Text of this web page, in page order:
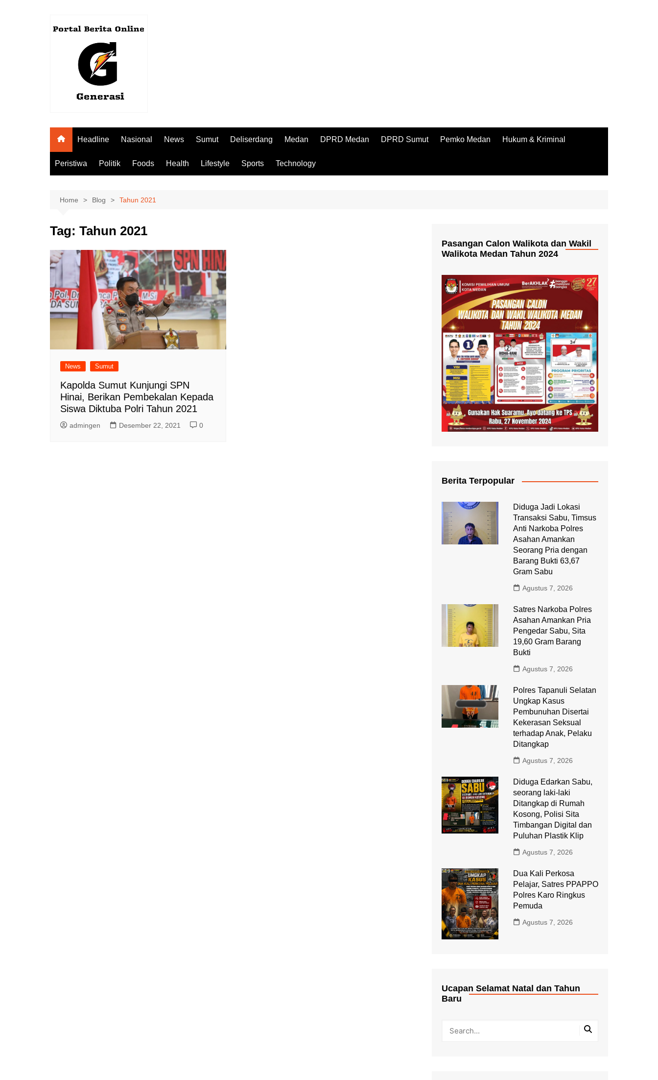
Headline Nasional News Sumut Deliserdang Medan DPRD Medan DPRD Sumut Pemko Medan Hukum & Kriminal
Peristiwa Politik Foods Health Lifestyle Sports Technology
Home Blog Tahun 2021
Tag: Tahun 2021
News Sumut
Kapolda Sumut Kunjungi SPN
Hinai, Berikan Pembekalan Kepada
Siswa Diktuba Polri Tahun 2021
admingen Desember 22, 2021 0
Pasangan Calon Walikota dan Wakil
Walikota Medan Tahun 2024
Berita Terpopular
Diduga Jadi Lokasi
Transaksi Sabu, Timsus
Anti Narkoba Polres
Asahan Amankan
Seorang Pria dengan
Barang Bukti 63,67
Gram Sabu
Agustus 7, 2026
Satres Narkoba Polres
Asahan Amankan Pria
Pengedar Sabu, Sita
19,60 Gram Barang
Bukti
Agustus 7, 2026
Polres Tapanuli Selatan
Ungkap Kasus
Pembunuhan Disertai
Kekerasan Seksual
terhadap Anak, Pelaku
Ditangkap
Agustus 7, 2026
Diduga Edarkan Sabu,
seorang laki-laki
Ditangkap di Rumah
Kosong, Polisi Sita
Timbangan Digital dan
Puluhan Plastik Klip
Agustus 7, 2026
Dua Kali Perkosa
Pelajar, Satres PPAPPO
Polres Karo Ringkus
Pemuda
Agustus 7, 2026
Ucapan Selamat Natal dan Tahun
Baru